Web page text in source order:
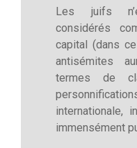
Les juifs
considérés
capital (dans
antisémites
termes de
internationale,
immensément